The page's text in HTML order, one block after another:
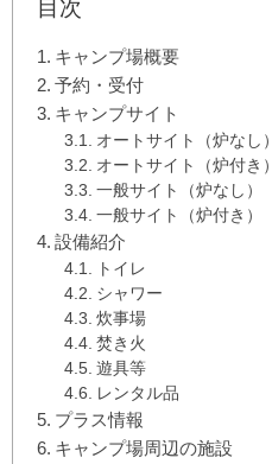
目次
キャンプ場概要
予約・受付
キャンプサイト
オートサイト（炉なし）
オートサイト（炉付き）
一般サイト（炉なし）
一般サイト（炉付き）
設備紹介
トイレ
シャワー
炊事場
焚き火
遊具等
レンタル品
プラス情報
キャンプ場周辺の施設